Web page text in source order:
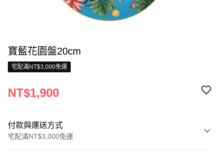
寶藍花園盤20cm
宅配滿NT$3,000免運
NT$1,900
付款與運送方式
宅配滿NT$3,000免運